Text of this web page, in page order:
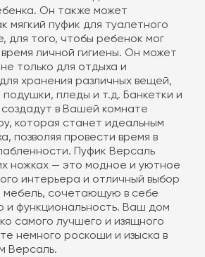
Он также может
мягкий пуфик для туалетного
для того, чтобы ребенок мог
личной гигиены. Он может
только для отдыха и
хранения различных вещей,
подушки, пледы и т.д. Банкетки и
в Вашей комнате
которая станет идеальным
позволяя провести время в
Пуфик Версаль
ножках — это модное и уютное
интерьера и отличный выбор
мебель, сочетающую в себе
и функциональность. Ваш дом
самого лучшего и изящного
немного роскоши и изыска в
Версаль.